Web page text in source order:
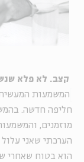
קצב. לא פלא
המשמעות
חליפה חדשה.
מוזמנים,
הערכתי שאני
הוא בטוח שאחרי